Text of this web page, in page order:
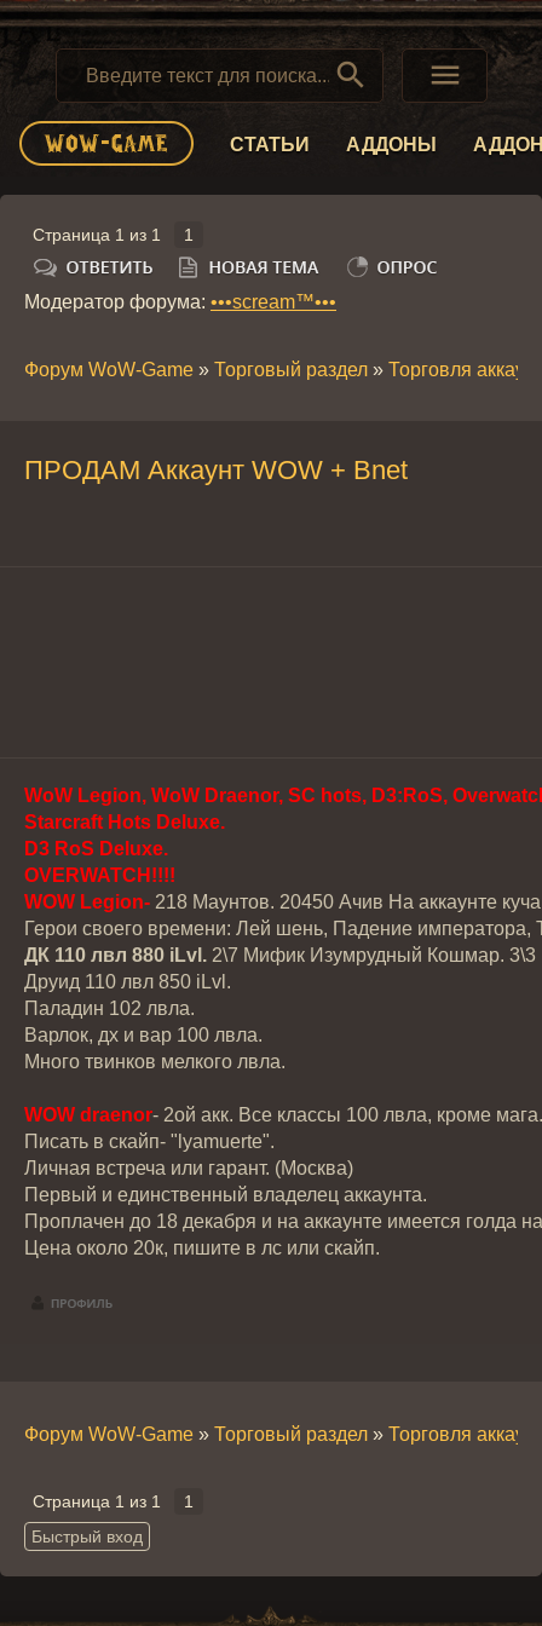
 
СТАТЬИ АДДОНЫ
Страница 1 из 1 1
Модератор форума: •••scream™•••
Форум WoW-Game » Торговый раздел » Торговля
ПРОДАМ Аккаунт WOW + Bnet
WoW Legion, WoW Draenor, SC hots, D3:RoS,
Starcraft Hots Deluxe.
D3 RoS Deluxe.
OVERWATCH!!!!
WOW Legion- 218 Маунтов. 20450 Ачив На аккаунте
Герои своего времени: Лей шень, Падение императора,
ДК 110 лвл 880 iLvl. 2\7 Мифик Изумрудный Кошмар. 3\3
Друид 110 лвл 850 iLvl.
Паладин 102 лвла.
Варлок, дх и вар 100 лвла.
Много твинков мелкого лвла.
WOW draenor- 2ой акк. Все классы 100 лвла, кроме
Писать в скайп- "lyamuerte".
Личная встреча или гарант. (Москва)
Первый и единственный владелец аккаунта.​
Проплачен до 18 декабря и на аккаунте имеется голда
Цена около 20к, пишите в лс или скайп.
Форум WoW-Game » Торговый раздел » Торговля
Страница 1 из 1 1